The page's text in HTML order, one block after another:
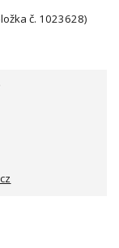
č. 1023628)